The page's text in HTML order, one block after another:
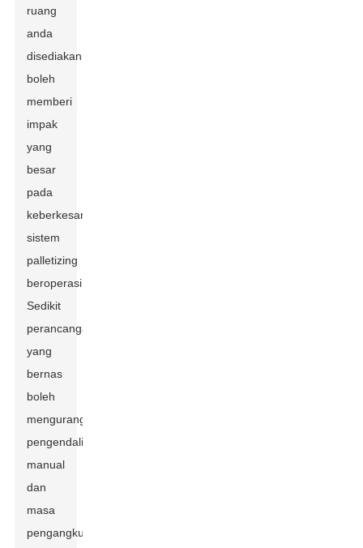
ruang
anda
disediakan
boleh
memberi
impak
yang
besar
pada
keberkesanan
sistem
palletizing
beroperasi.
Sedikit
perancangan
yang
bernas
boleh
mengurangkan
pengendalian
manual
dan
masa
pengangkutan.